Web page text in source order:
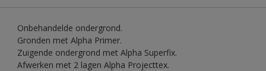
Onbehandelde ondergrond.
Gronden met Alpha Primer.
Zuigende ondergrond met Alpha Superfix.
Afwerken met 2 lagen Alpha Projecttex.